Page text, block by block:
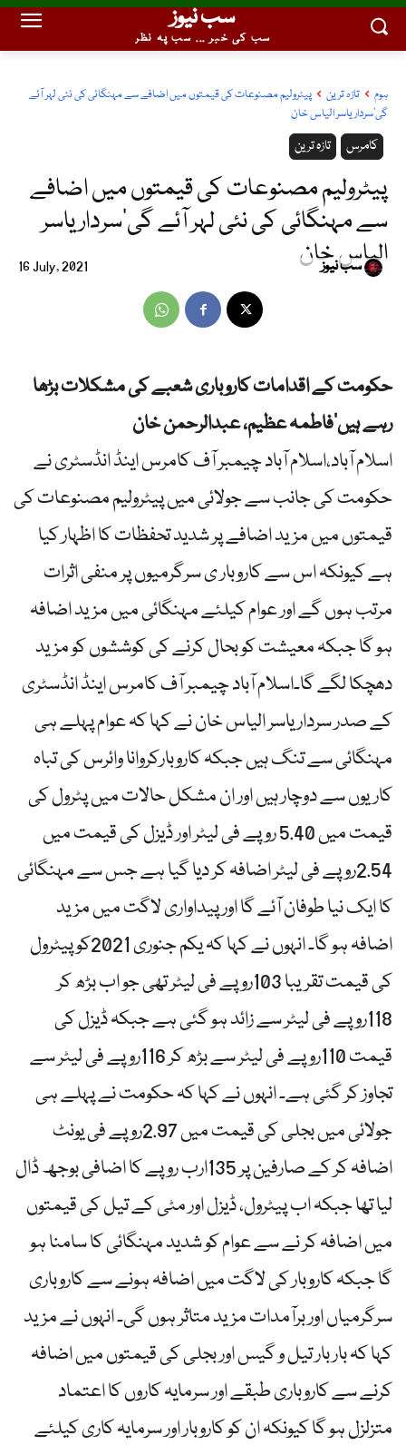
سب نیوز
سب کی خبر ... سب پہ نظر
ہوم تازہ ترین
پیٹرولیم مصنوعات کی قیمتوں میں اضافے سے مہنگائی کی نئی لہر آئے
گی'سردار یاسر الیاس خان
تازہ ترین کامرس
پیٹرولیم مصنوعات کی قیمتوں میں اضافے
سے مہنگائی کی نئی لہر آئے گی’سردار یاسر
الیاس خان
16 July, 2021 سب نیوز
حکومت کے اقدامات کاروباری شعبے کی مشکلات بڑھا
رہے ہیں’فاطمہ عظیم، عبدالرحمن خان
اسلام آباد،اسلام آباد چیمبر آف کامرس اینڈ انڈسٹری نے
حکومت کی جانب سے جولائی میں پیٹرولیم مصنوعات کی
قیمتوں میں مزید اضافے پر شدید تحفظات کا اظہار کیا
ہے کیونکہ اس سے کاروبار ی سرگرمیوں پر منفی اثرات
مرتب ہوں گے اور عوام کیلئے مہنگائی میں مزید اضافہ
ہو گا جبکہ معیشت کو بحال کرنے کی کوششوں کو مزید
دھچکا لگے گا۔اسلام آباد چیمبر آف کامرس اینڈ انڈسٹری
کے صدر سردار یاسر الیاس خان نے کہا کہ عوام پہلے ہی
مہنگائی سے تنگ ہیں جبکہ کاروبارکروانا وائرس کی تباہ
کاریوں سے دوچار ہیں اور ان مشکل حالات میں پٹرول کی
قیمت میں 5.40 روپے فی لیٹر اور ڈیزل کی قیمت میں
2.54روپے فی لیٹر اضافہ کر دیا گیا ہے جس سے مہنگائی
کا ایک نیا طوفان آئے گا اور پیداواری لاگت میں مزید
اضافہ ہو گا۔ انہوں نے کہا کہ یکم جنوری 2021کو پیٹرول
کی قیمت تقریبا 103روپے فی لیٹر تھی جو اب بڑھ کر
118روپے فی لیٹر سے زائد ہو گئی ہے جبکہ ڈیزل کی
قیمت 110روپے فی لیٹر سے بڑھ کر 116روپے فی لیٹر سے
تجاوز کر گئی ہے۔ انہوں نے کہا کہ حکومت نے پہلے ہی
جولائی میں بجلی کی قیمت میں 2.97روپے فی یونٹ
اضافہ کر کے صارفین پر 135ارب روپے کا اضافی بوجھ ڈال
لیا تھا جبکہ اب پیٹرول، ڈیزل اور مٹی کے تیل کی قیمتوں
میں اضافہ کر نے سے عوام کو شدید مہنگائی کا سامنا ہو
گا جبکہ کاروبار کی لاگت میں اضافہ ہونے سے کاروباری
سرگرمیاں اور برآمدات مزید متاثر ہوں گی۔ انہوں نے مزید
کہا کہ بار بار تیل و گیس اور بجلی کی قیمتوں میں اضافہ
کرنے سے کاروباری طبقے اور سرمایہ کاروں کا اعتماد
متزلزل ہو گا کیونکہ ان کو کاروبار اور سرمایہ کاری کیلئے